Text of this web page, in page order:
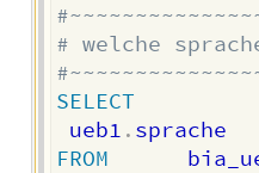
# welche
SELECT
ueb1 .
FROM